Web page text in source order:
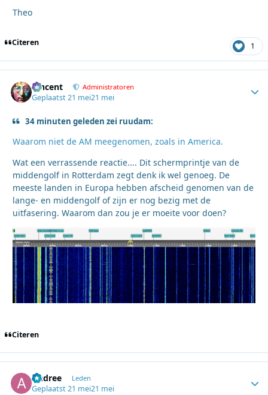
Theo
Citeren 1
Vincent Administratoren
Geplaatst21 mei21 mei
34 minuten geleden zei ruudam:
Waarom niet de AM meegenomen, zoals in America.
Wat een verrassende reactie.... Dit schermprintje van de
middengolf in Rotterdam zegt denk ik wel genoeg. De
meeste landen in Europa hebben afscheid genomen van de
lange- en middengolf of zijn er nog bezig met de
uitfasering. Waarom dan zou je er moeite voor doen?
Citeren
Andree Leden
Geplaatst21 mei21 mei